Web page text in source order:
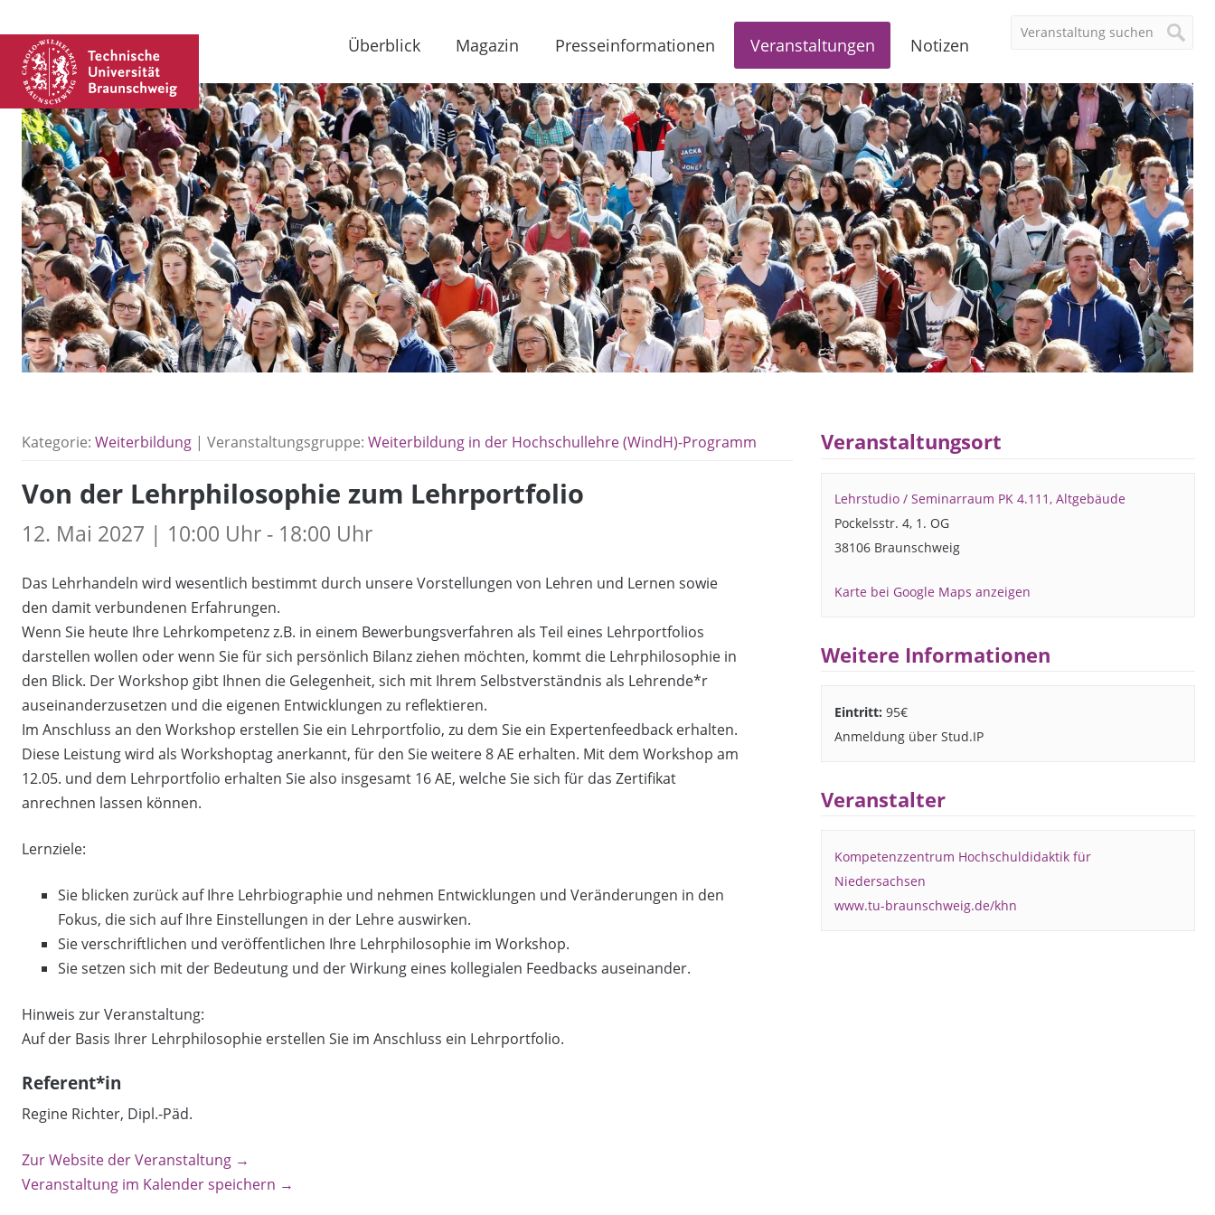
Überblick Magazin Presseinformationen Veranstaltungen Notizen
Kategorie: Weiterbildung | Veranstaltungsgruppe: Weiterbildung in der Hochschullehre (WindH)-Programm
Von der Lehrphilosophie zum Lehrportfolio
12. Mai 2027 | 10:00 Uhr - 18:00 Uhr
Das Lehrhandeln wird wesentlich bestimmt durch unsere Vorstellungen von Lehren und Lernen sowie
den damit verbundenen Erfahrungen.
Wenn Sie heute Ihre Lehrkompetenz z.B. in einem Bewerbungsverfahren als Teil eines Lehrportfolios
darstellen wollen oder wenn Sie für sich persönlich Bilanz ziehen möchten, kommt die Lehrphilosophie in
den Blick. Der Workshop gibt Ihnen die Gelegenheit, sich mit Ihrem Selbstverständnis als Lehrende*r
auseinanderzusetzen und die eigenen Entwicklungen zu reflektieren.
Im Anschluss an den Workshop erstellen Sie ein Lehrportfolio, zu dem Sie ein Expertenfeedback erhalten.
Diese Leistung wird als Workshoptag anerkannt, für den Sie weitere 8 AE erhalten. Mit dem Workshop am
12.05. und dem Lehrportfolio erhalten Sie also insgesamt 16 AE, welche Sie sich für das Zertifikat
anrechnen lassen können.
Lernziele:
Sie blicken zurück auf Ihre Lehrbiographie und nehmen Entwicklungen und Veränderungen in den
Fokus, die sich auf Ihre Einstellungen in der Lehre auswirken.
Sie verschriftlichen und veröffentlichen Ihre Lehrphilosophie im Workshop.
Sie setzen sich mit der Bedeutung und der Wirkung eines kollegialen Feedbacks auseinander.
Hinweis zur Veranstaltung:
Auf der Basis Ihrer Lehrphilosophie erstellen Sie im Anschluss ein Lehrportfolio.
Referent*in
Regine Richter, Dipl.-Päd.
Zur Website der Veranstaltung →
Veranstaltung im Kalender speichern →
Veranstaltungsort
Lehrstudio / Seminarraum PK 4.111, Altgebäude
Pockelsstr. 4, 1. OG
38106 Braunschweig
Karte bei Google Maps anzeigen
Weitere Informationen
Eintritt: 95€
Anmeldung über Stud.IP
Veranstalter
Kompetenzzentrum Hochschuldidaktik für
Niedersachsen
www.tu-braunschweig.de/khn